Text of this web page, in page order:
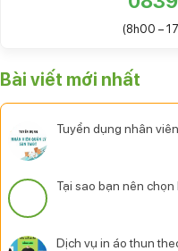
(8h00 –
Bài viết mới nhất
Tuyển dụng nhân
Tại sao bạn nên
Dịch vụ in áo thun